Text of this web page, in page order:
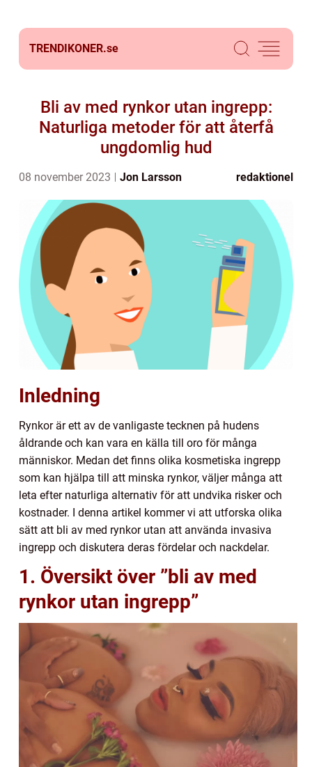
TRENDIKONER.se
Bli av med rynkor utan ingrepp:
Naturliga metoder för att återfå
ungdomlig hud
08 november 2023 Jon Larsson redaktionel
Inledning
Rynkor är ett av de vanligaste tecknen på hudens
åldrande och kan vara en källa till oro för många
människor. Medan det finns olika kosmetiska ingrepp
som kan hjälpa till att minska rynkor, väljer många att
leta efter naturliga alternativ för att undvika risker och
kostnader. I denna artikel kommer vi att utforska olika
sätt att bli av med rynkor utan att använda invasiva
ingrepp och diskutera deras fördelar och nackdelar.
1. Översikt över ”bli av med
rynkor utan ingrepp”